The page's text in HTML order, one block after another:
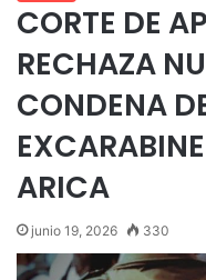
CORTE DE
RECHAZA
CONDENA
ARICA
junio 19, 2026 330